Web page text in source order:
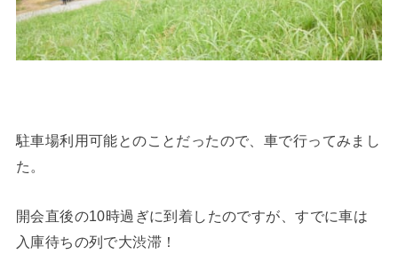
駐車場利用可能とのことだったので、車で行ってみまし
た。
開会直後の10時過ぎに到着したのですが、すでに車は
入庫待ちの列で大渋滞！